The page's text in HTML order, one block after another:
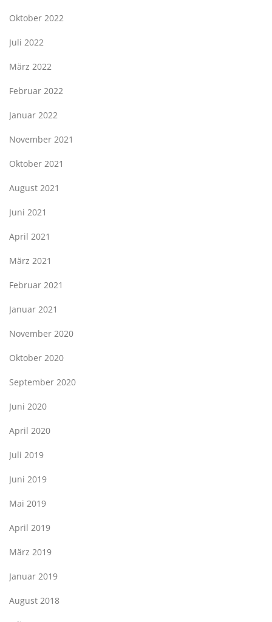
Oktober 2022
Juli 2022
März 2022
Februar 2022
Januar 2022
November 2021
Oktober 2021
August 2021
Juni 2021
April 2021
März 2021
Februar 2021
Januar 2021
November 2020
Oktober 2020
September 2020
Juni 2020
April 2020
Juli 2019
Juni 2019
Mai 2019
April 2019
März 2019
Januar 2019
August 2018